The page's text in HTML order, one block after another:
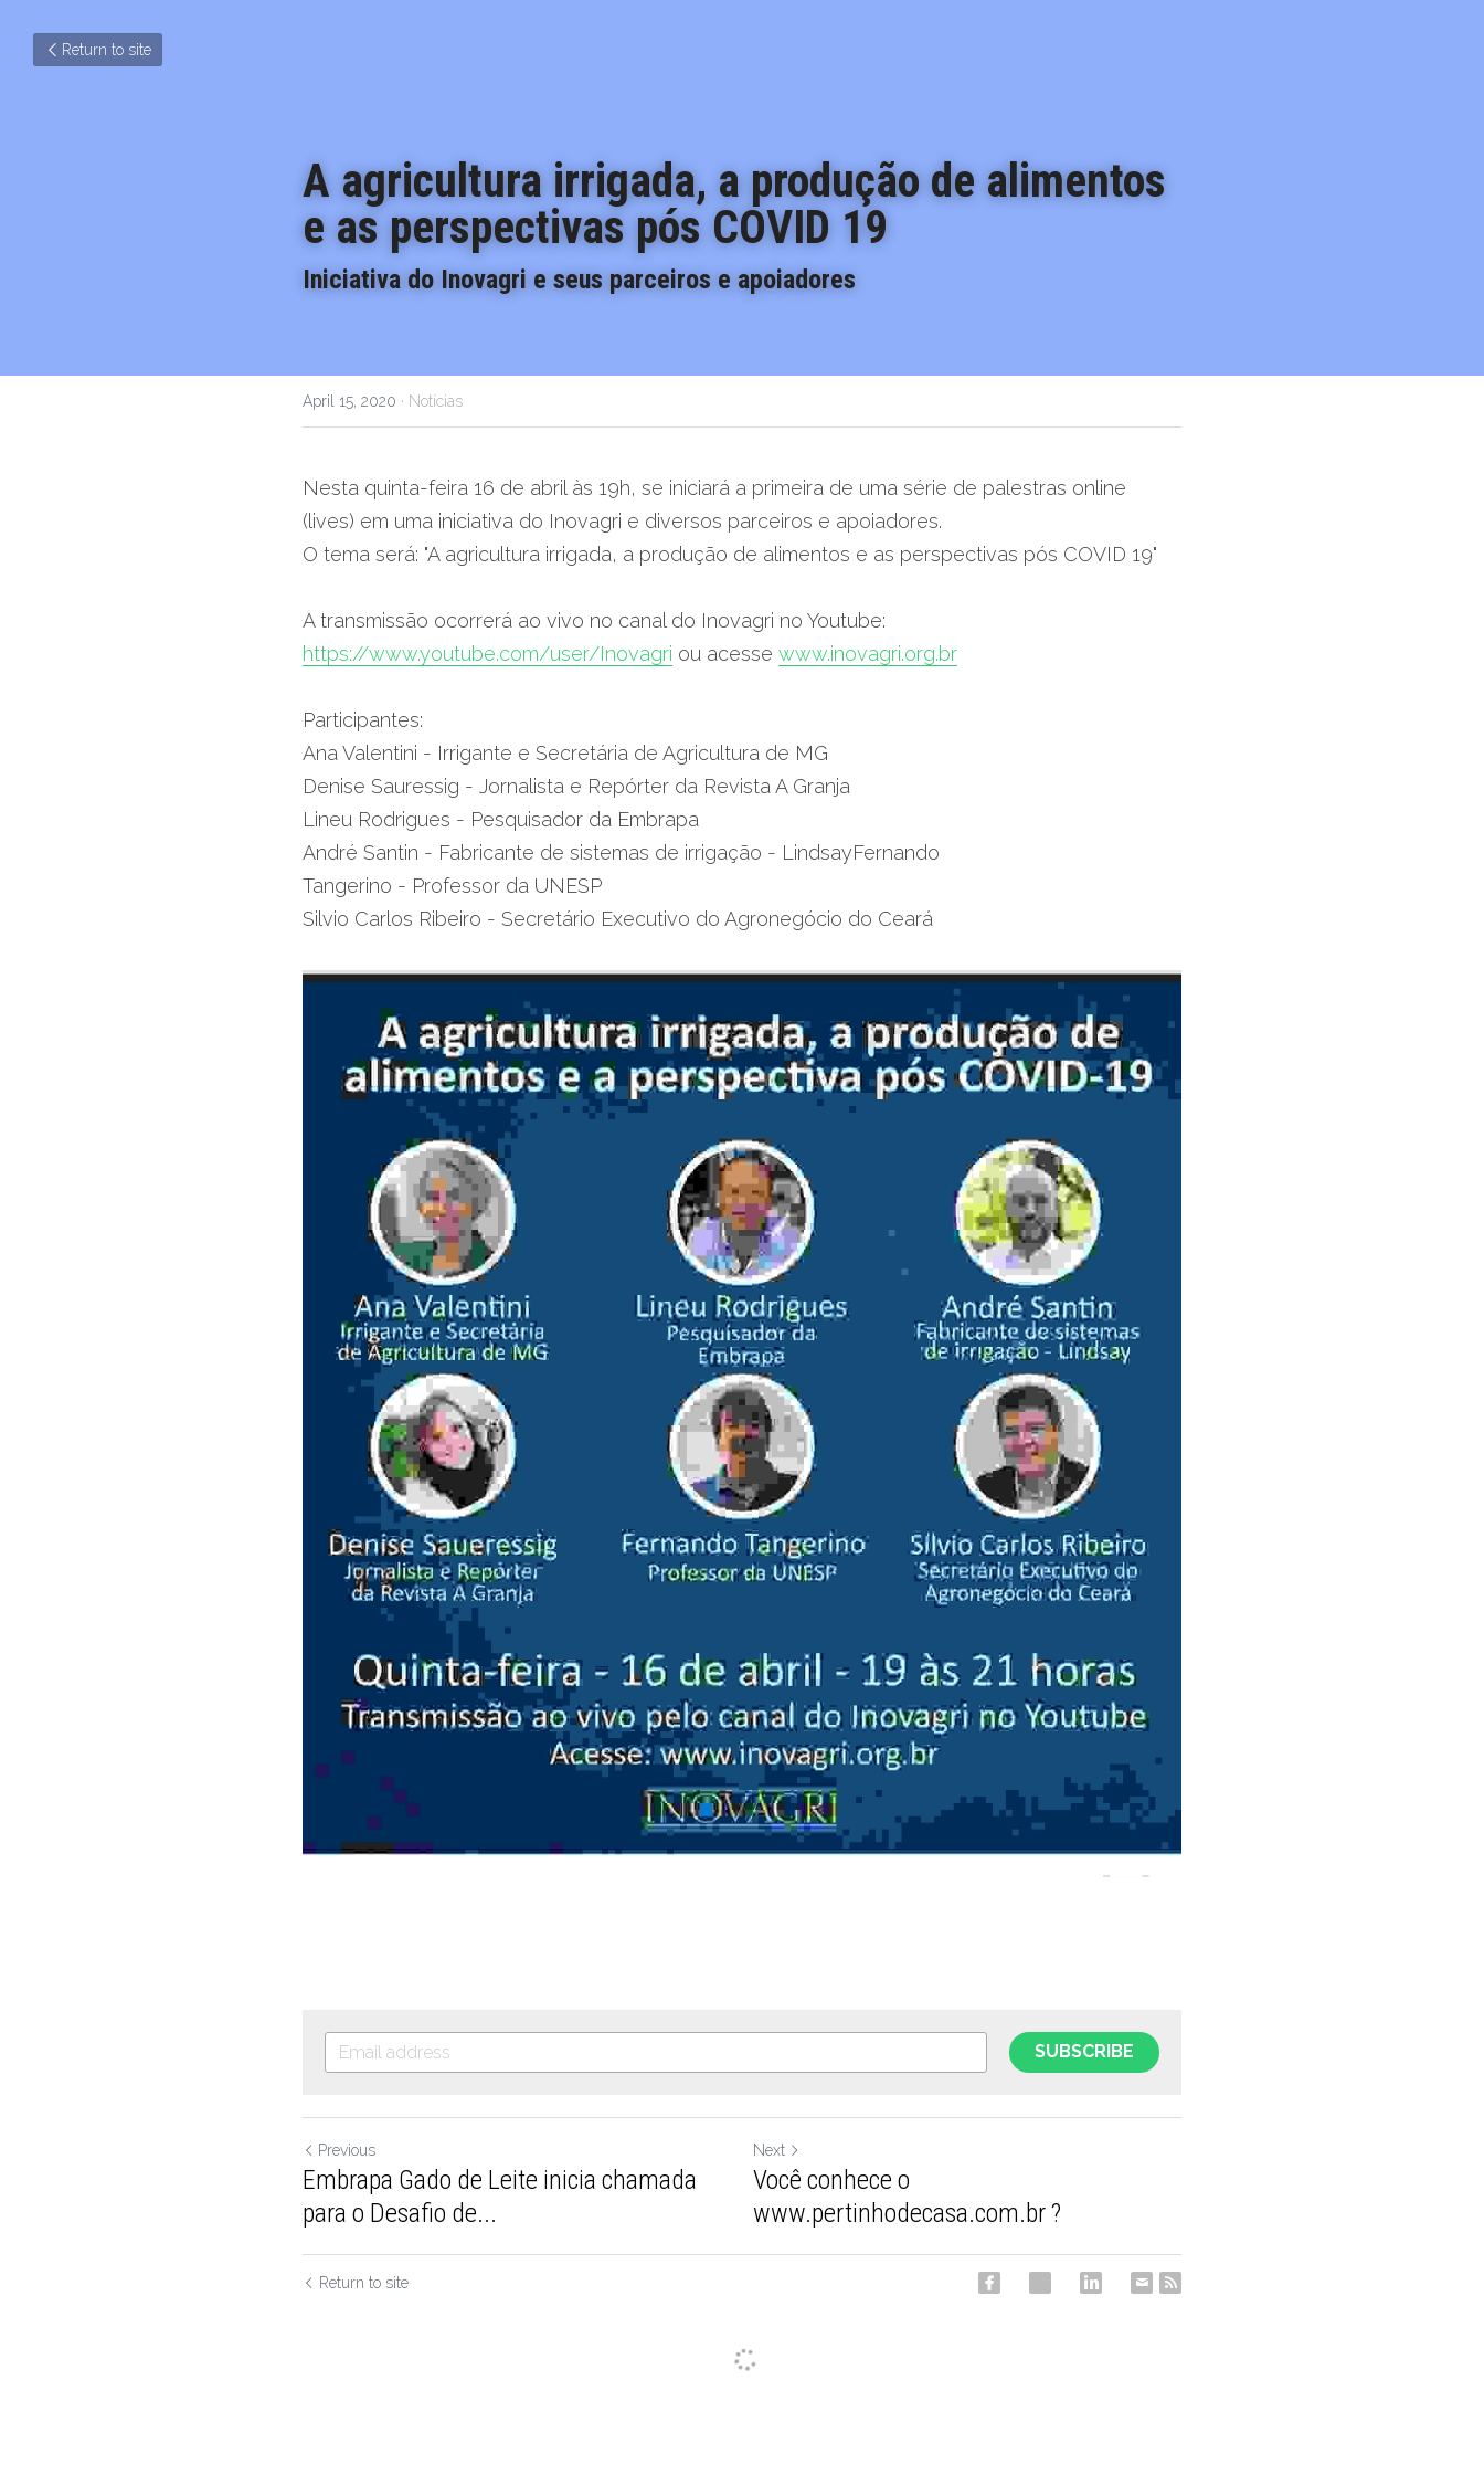
Return to site
A agricultura irrigada, a produção de alimentos
e as perspectivas pós COVID 19
Iniciativa do Inovagri e seus parceiros e apoiadores
April 15, 2020 · Notícias
Nesta quinta-feira 16 de abril às 19h, se iniciará a primeira de uma série de palestras online
(lives) em uma iniciativa do Inovagri e diversos parceiros e apoiadores.
O tema será: "A agricultura irrigada, a produção de alimentos e as perspectivas pós COVID 19"
https://www.youtube.com/user/Inovagri ou acesse www.inovagri.org.br
Participantes:
Ana Valentini - Irrigante e Secretária de Agricultura de MG
Denise Sauressig - Jornalista e Repórter da Revista A Granja
Lineu Rodrigues - Pesquisador da Embrapa
André Santin - Fabricante de sistemas de irrigação - LindsayFernando
Tangerino - Professor da UNESP
Silvio Carlos Ribeiro - Secretário Executivo do Agronegócio do Ceará
SUBSCRIBE
Previous
Embrapa Gado de Leite inicia chamada
para o Desafio de...
Next
Você conhece o
www.pertinhodecasa.com.br ?
Return to site